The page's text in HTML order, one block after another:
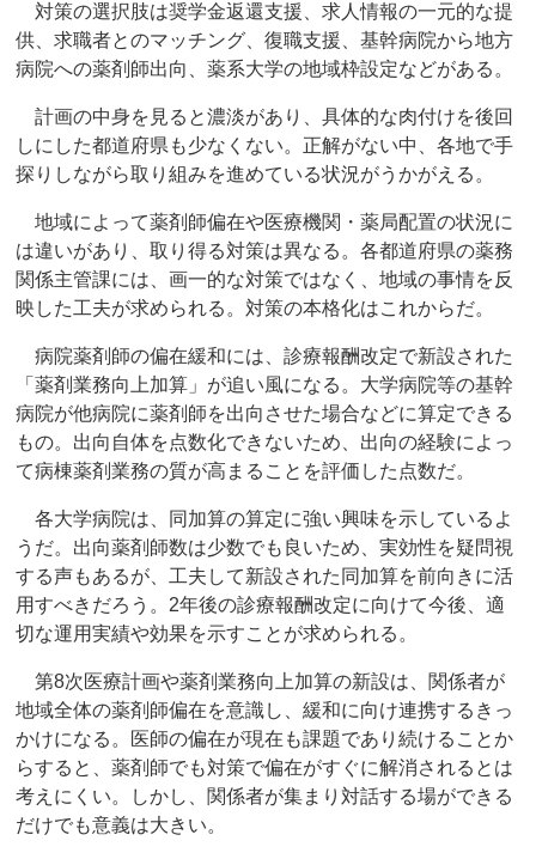
対策の選択肢は奨学金返還支援、求人情報の一元的な提
供、求職者とのマッチング、復職支援、基幹病院から地方
病院への薬剤師出向、薬系大学の地域枠設定などがある。
計画の中身を見ると濃淡があり、具体的な肉付けを後回
しにした都道府県も少なくない。正解がない中、各地で手
探りしながら取り組みを進めている状況がうかがえる。
地域によって薬剤師偏在や医療機関・薬局配置の状況に
は違いがあり、取り得る対策は異なる。各都道府県の薬務
関係主管課には、画一的な対策ではなく、地域の事情を反
映した工夫が求められる。対策の本格化はこれからだ。
病院薬剤師の偏在緩和には、診療報酬改定で新設された
「薬剤業務向上加算」が追い風になる。大学病院等の基幹
病院が他病院に薬剤師を出向させた場合などに算定できる
もの。出向自体を点数化できないため、出向の経験によっ
て病棟薬剤業務の質が高まることを評価した点数だ。
各大学病院は、同加算の算定に強い興味を示しているよ
うだ。出向薬剤師数は少数でも良いため、実効性を疑問視
する声もあるが、工夫して新設された同加算を前向きに活
用すべきだろう。2年後の診療報酬改定に向けて今後、適
切な運用実績や効果を示すことが求められる。
第8次医療計画や薬剤業務向上加算の新設は、関係者が
地域全体の薬剤師偏在を意識し、緩和に向け連携するきっ
かけになる。医師の偏在が現在も課題であり続けることか
らすると、薬剤師でも対策で偏在がすぐに解消されるとは
考えにくい。しかし、関係者が集まり対話する場ができる
だけでも意義は大きい。